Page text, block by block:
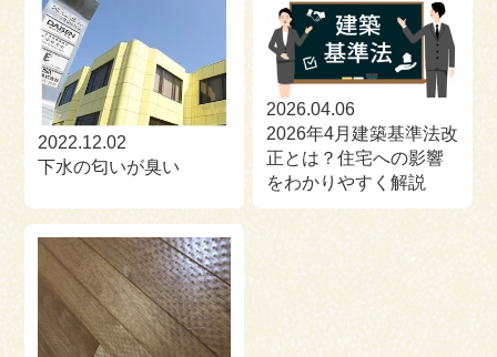
2022.12.02
下水の匂いが臭い
2026.04.06
2026年4月建築基準法改
正とは？住宅への影響
をわかりやすく解説